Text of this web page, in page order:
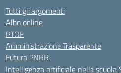
Tutti gli argomenti
Albo online
PTOF
Amministrazione Trasparente
Futura PNRR
Intelligenza artificiale nella scuola